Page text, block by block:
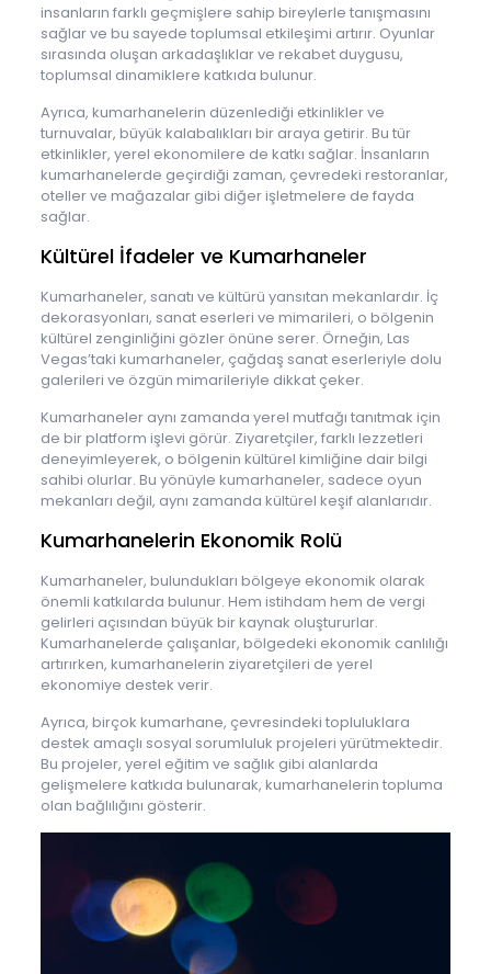
insanların farklı geçmişlere sahip bireylerle tanışmasını
sağlar ve bu sayede toplumsal etkileşimi artırır. Oyunlar
sırasında oluşan arkadaşlıklar ve rekabet duygusu,
toplumsal dinamiklere katkıda bulunur.
Ayrıca, kumarhanelerin düzenlediği etkinlikler ve
turnuvalar, büyük kalabalıkları bir araya getirir. Bu tür
etkinlikler, yerel ekonomilere de katkı sağlar. İnsanların
kumarhanelerde geçirdiği zaman, çevredeki restoranlar,
oteller ve mağazalar gibi diğer işletmelere de fayda
sağlar.
Kültürel İfadeler ve Kumarhaneler
Kumarhaneler, sanatı ve kültürü yansıtan mekanlardır. İç
dekorasyonları, sanat eserleri ve mimarileri, o bölgenin
kültürel zenginliğini gözler önüne serer. Örneğin, Las
Vegas’taki kumarhaneler, çağdaş sanat eserleriyle dolu
galerileri ve özgün mimarileriyle dikkat çeker.
Kumarhaneler aynı zamanda yerel mutfağı tanıtmak için
de bir platform işlevi görür. Ziyaretçiler, farklı lezzetleri
deneyimleyerek, o bölgenin kültürel kimliğine dair bilgi
sahibi olurlar. Bu yönüyle kumarhaneler, sadece oyun
mekanları değil, aynı zamanda kültürel keşif alanlarıdır.
Kumarhanelerin Ekonomik Rolü
Kumarhaneler, bulundukları bölgeye ekonomik olarak
önemli katkılarda bulunur. Hem istihdam hem de vergi
gelirleri açısından büyük bir kaynak oluştururlar.
Kumarhanelerde çalışanlar, bölgedeki ekonomik canlılığı
artırırken, kumarhanelerin ziyaretçileri de yerel
ekonomiye destek verir.
Ayrıca, birçok kumarhane, çevresindeki topluluklara
destek amaçlı sosyal sorumluluk projeleri yürütmektedir.
Bu projeler, yerel eğitim ve sağlık gibi alanlarda
gelişmelere katkıda bulunarak, kumarhanelerin topluma
olan bağlılığını gösterir.